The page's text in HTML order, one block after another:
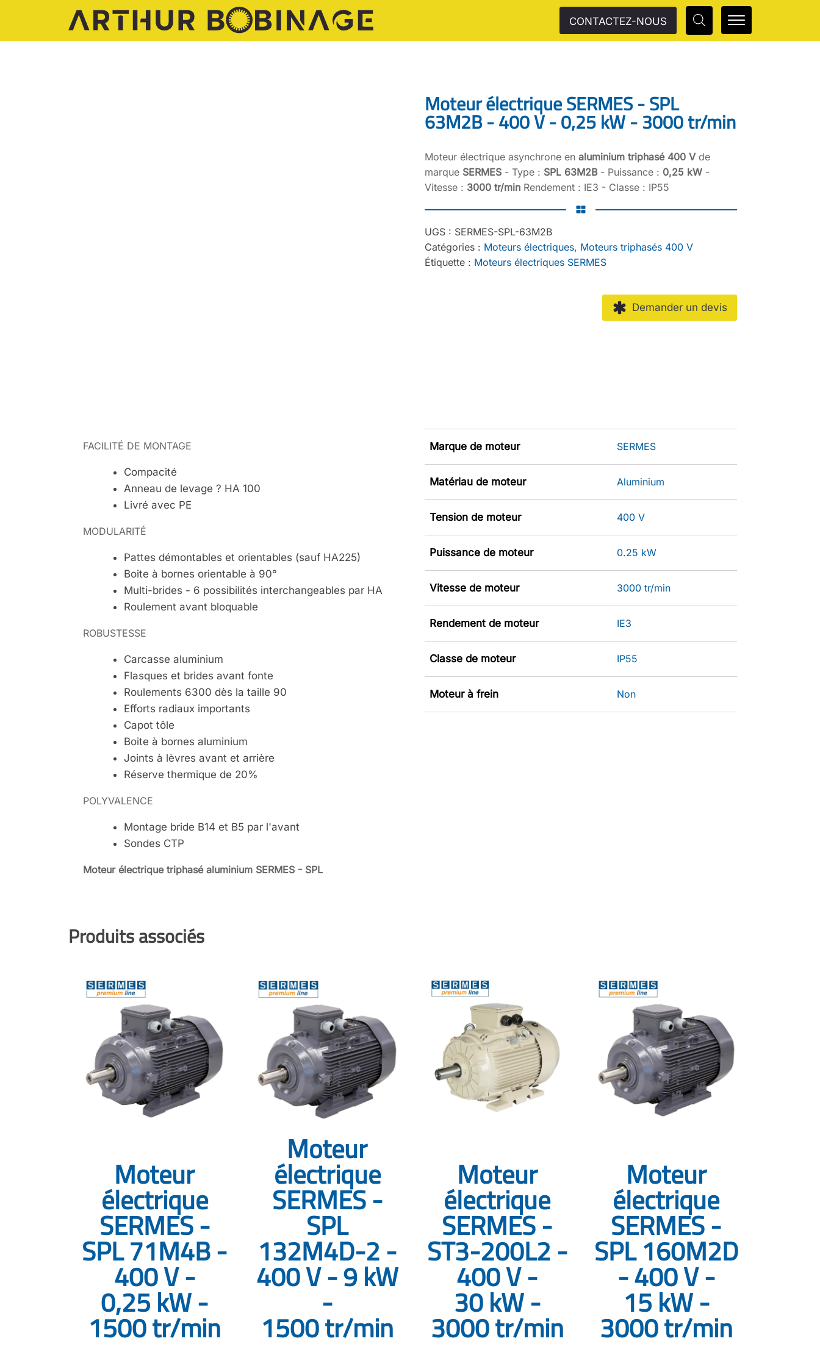
CONTACTEZ-NOUS
Moteur électrique SERMES - SPL
63M2B - 400 V - 0,25 kW - 3000 tr/min
Moteur électrique asynchrone en aluminium triphasé 400 V de
marque SERMES - Type : SPL 63M2B- Puissance : 0,25 kW -
Vitesse : 3000 tr/min Rendement : IE3 - Classe : IP55
UGS : SERMES-SPL-63M2B
Catégories : Moteurs électriques, Moteurs triphasés 400 V
Étiquette : Moteurs électriques SERMES
Demander un devis
FACILITÉ DE MONTAGE
Compacité
Anneau de levage ? HA 100
Livré avec PE
MODULARITÉ
Pattes démontables et orientables (sauf HA225)
Boite à bornes orientable à 90°
Multi-brides - 6 possibilités interchangeables par HA
Roulement avant bloquable
ROBUSTESSE
Carcasse aluminium
Flasques et brides avant fonte
Roulements 6300 dès la taille 90
Efforts radiaux importants
Capot tôle
Boite à bornes aluminium
Joints à lèvres avant et arrière
Réserve thermique de 20%
POLYVALENCE
Montage bride B14 et B5 par l'avant
Sondes CTP
Moteur électrique triphasé aluminium SERMES - SPL
Marque de moteur SERMES
Matériau de moteur Aluminium
Tension de moteur 400 V
Puissance de moteur 0.25 kW
Vitesse de moteur 3000 tr/min
Rendement de moteur IE3
Classe de moteur IP55
Moteur à frein Non
Produits associés
Moteur
électrique
SERMES -
SPL 71M4B -
400 V -
0,25 kW -
1500 tr/min
Moteur
électrique
SERMES -
SPL
132M4D-2 -
400 V - 9 kW
-
1500 tr/min
Moteur
électrique
SERMES -
ST3-200L2 -
400 V -
30 kW -
3000 tr/min
Moteur
électrique
SERMES -
SPL 160M2D
- 400 V -
15 kW -
3000 tr/min